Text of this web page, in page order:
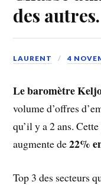
des autres.
LAURENT 4
Le baromètre
volume d’offres
qu’il y a 2 ans.
augmente de22%
Top 3 des secteurs